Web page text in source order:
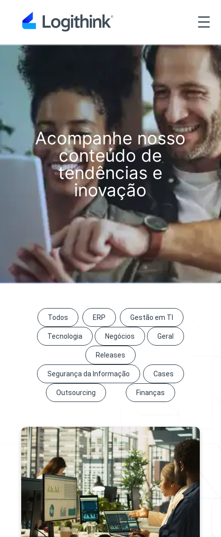
☰
Acompanhe nosso
conteúdo de
tendências e
inovação
Todos ERP Gestão em TI
Tecnologia Negócios Geral
Releases
Segurança da Informação Cases
Outsourcing Finanças